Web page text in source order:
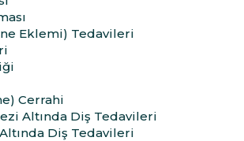
Eklemi) Tedavileri
Cerrahi
Altında Diş Tedavileri
Diş Tedavileri